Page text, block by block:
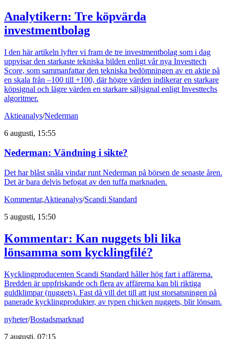
Analytikern: Tre köpvärda
investmentbolag
I den här artikeln lyfter vi fram de tre investmentbolag som i dag
uppvisar den starkaste tekniska bilden enligt vår nya Investtech
Score, som sammanfattar den tekniska bedömningen av en aktie på
en skala från –100 till +100, där högre värden indikerar en starkare
köpsignal och lägre värden en starkare säljsignal enligt Investtechs
algoritmer.
Aktieanalys/Nederman
6 augusti, 15:55
Nederman: Vändning i sikte?
Det har blåst snåla vindar runt Nederman på börsen de senaste åren.
Det är bara delvis befogat av den tuffa marknaden.
Kommentar,Aktieanalys/Scandi Standard
5 augusti, 15:50
Kommentar: Kan nuggets bli lika
lönsamma som kycklingfilé?
Kycklingproducenten Scandi Standard håller hög fart i affärerna.
Bredden är uppfriskande och flera av affärerna kan bli riktiga
guldklimpar (nuggets). Fast då vill det till att just storsatsningen på
panerade kycklingprodukter, av typen chicken nuggets, blir lönsam.
nyheter/Bostadsmarknad
7 augusti, 07:15